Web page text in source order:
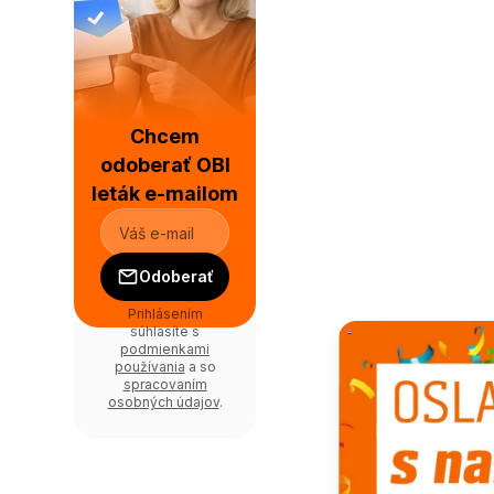
Chcem
odoberať OBI
leták e-mailom
Odoberať
Prihlásením
súhlasíte s
podmienkami
používania a so
spracovaním
osobných údajov.